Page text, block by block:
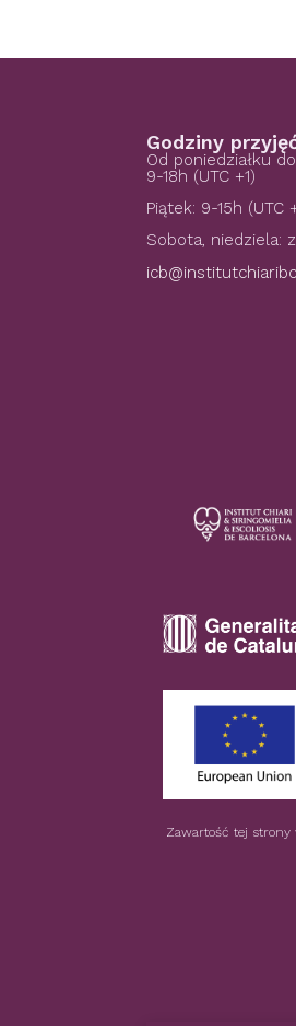
Godziny
Od poniedziałku
9-18h (UTC +1)
Piątek: 9-15h (UTC
Sobota, niedziela:
Zawartość tej strony